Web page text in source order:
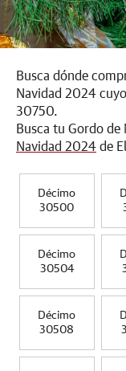
Busca dónde
Navidad 2024
30750.
Busca tu Gordo de
Navidad 2024 de
Décimo
30500
Décimo
30504
Décimo
30508